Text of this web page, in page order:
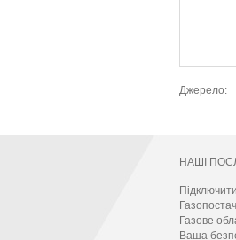
Джерело:
НАШІ
Газове
Ваша